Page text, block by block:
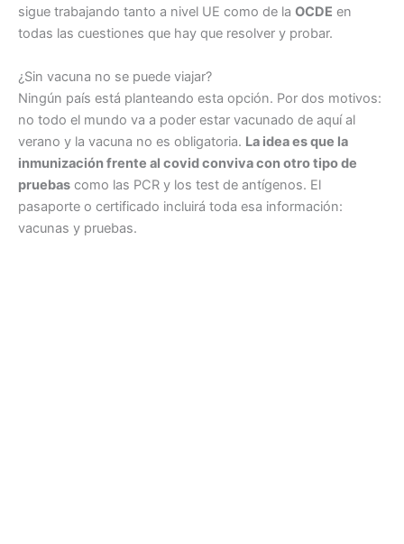
sigue trabajando tanto a nivel UE como de la OCDE en
todas las cuestiones que hay que resolver y probar.
¿Sin vacuna no se puede viajar?
Ningún país está planteando esta opción. Por dos motivos:
no todo el mundo va a poder estar vacunado de aquí al
verano y la vacuna no es obligatoria. La idea es que la
inmunización frente al covid conviva con otro tipo de
pruebas como las PCR y los test de antígenos. El
pasaporte o certificado incluirá toda esa información:
vacunas y pruebas.